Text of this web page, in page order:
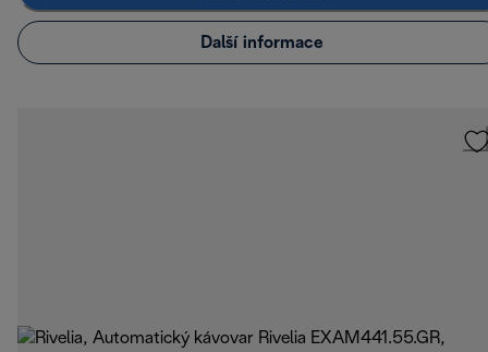
Další informace